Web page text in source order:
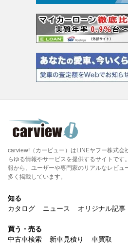
carview!（カービュー）はLINEヤフー株式会
らゆる情報やサービスを提供するサイトです
報から、ユーザーや専門家のリアルなレビュ
多く掲載しています。
知る
カタログ
ニュース オリジナル記事
買う・売る
中古車検索
新車見積り 車買取